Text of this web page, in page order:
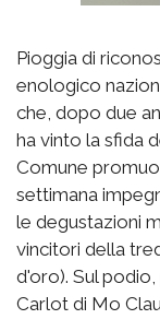
Pioggia di
enologico
che, dopo due
ha vinto la sfida
Comune
settimana
le degustazioni
vincitori della
d'oro). Sul
Carlot di Mo